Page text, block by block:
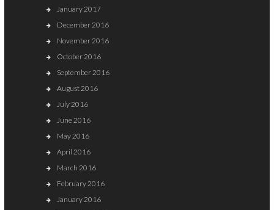
January 2017
December 2016
November 2016
October 2016
September 2016
August 2016
July 2016
June 2016
May 2016
April 2016
March 2016
February 2016
January 2016